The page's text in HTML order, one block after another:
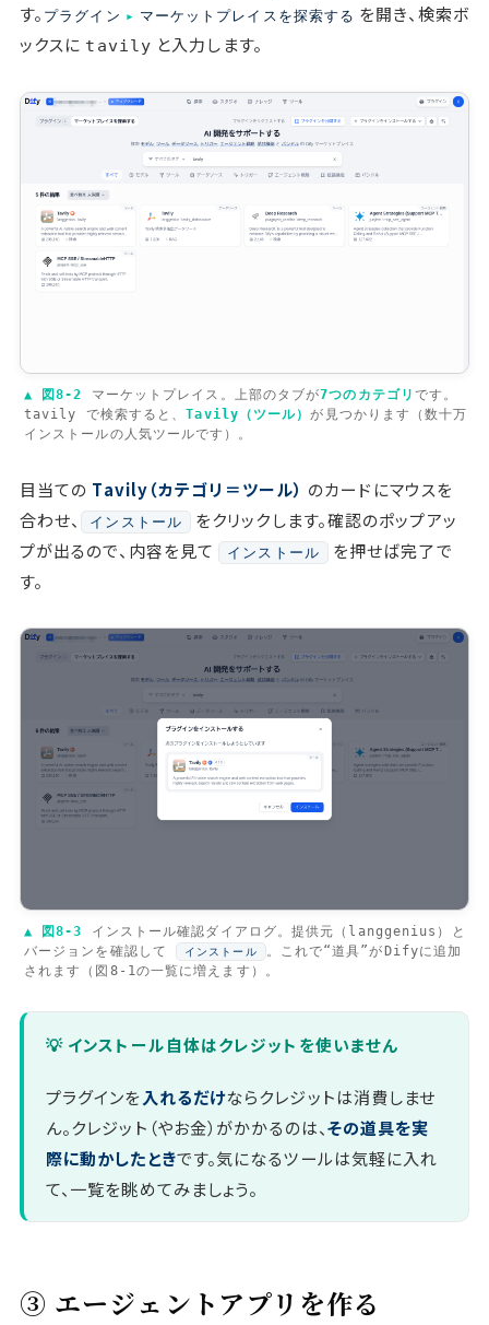
す。 プラグイン ▸ マーケットプレイスを探索する を開き、検索ボ
ックスに tavily と入力します。
▲ 図8-2 マーケットプレイス。上部のタブが7つのカテゴリ です。
tavily
で検索すると、Tavily（ツール）が見つかります（数十万
インストールの人気ツールです）。
目当ての Tavily（カテゴリ＝ツール） のカードにマウスを
合わせ、
インストール
をクリックします。確認のポップアッ
プが出るので、内容を見て
インストール
を押せば完了で
す。
▲ 図8-3 インストール確認ダイアログ。提供元（ langgenius ）と
バージョンを確認して
インストール
。これで“道具”がDifyに追加
されます（図8-1の一覧に増えます）。
💡 インストール自体はクレジットを使いません
プラグインを入れるだけならクレジットは消費しませ
ん。クレジット（やお金）がかかるのは、その道具を実
際に動かしたときです。気になるツールは気軽に入れ
て、一覧を眺めてみましょう。
③ エージェントアプリを作る